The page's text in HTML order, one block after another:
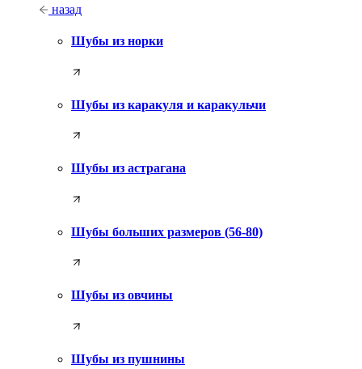
назад
Шубы из норки
Шубы из каракуля и каракульчи
Шубы из астрагана
Шубы больших размеров (56-80)
Шубы из овчины
Шубы из пушнины